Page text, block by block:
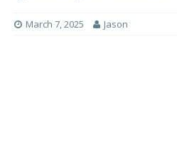
March 7, 2025 Jason